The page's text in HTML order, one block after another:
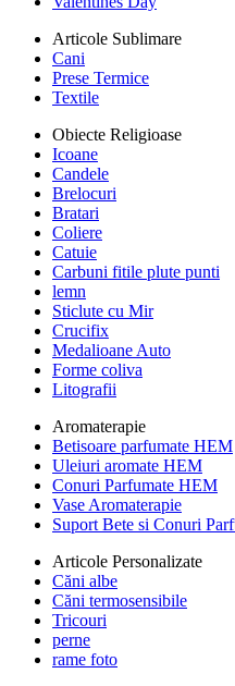
Articole Sublimare
Cani
Prese Termice
Textile
Obiecte Religioase
Icoane
Candele
Brelocuri
Bratari
Coliere
Catuie
Carbuni fitile plute punti
lemn
Sticlute cu Mir
Crucifix
Medalioane Auto
Forme coliva
Litografii
Aromaterapie
Betisoare parfumate HEM
Uleiuri aromate HEM
Conuri Parfumate HEM
Vase Aromaterapie
Suport Bete si Conuri
Articole Personalizate
Căni albe
Căni termosensibile
Tricouri
perne
rame foto